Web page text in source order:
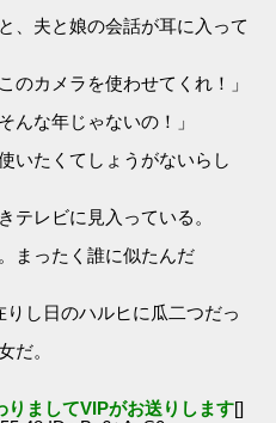
、夫と娘の会話が耳に入って
のカメラを使わせてくれ！」
んな年じゃないの！」
いたくてしょうがないらし
テレビに見入っている。
まったく誰に似たんだ
し日のハルヒに瓜二つだっ
だ。
りましてVIPがお送りします[]